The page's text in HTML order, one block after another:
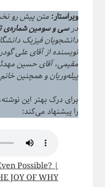
درباره سامانه‌های پیچیده
منظور ما از پدیدارگی یا امرجنس
فلسفه ترکیب یا فرایند مکانیکی خلق
پاره شدن نخ‌های واسطه بین چند جرم
در
انتگرال لبگ
فاطمهدرچهارسال فیزیک!
چهارسال فیزیک!
ویراستار:متن پیش رو
درسی‌ و سومین‌ شماره‌ی
دانشجویان فیزیک
نویسنده از آقای علی
مقیمی، آقای حسین
پیله‌وریان و همچنین
برای درک بهتر این
را پیشنهاد می‌کند:
Possible? |
JOY OF WHY |